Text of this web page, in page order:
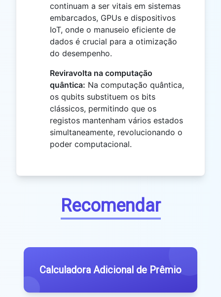
continuam a ser vitais em sistemas
embarcados, GPUs e dispositivos
IoT, onde o manuseio eficiente de
dados é crucial para a otimização
do desempenho.
Reviravolta na computação
quântica: Na computação quântica,
os qubits substituem os bits
clássicos, permitindo que os
registos mantenham vários estados
simultaneamente, revolucionando o
poder computacional.
Recomendar
Calculadora Adicional de Prêmio